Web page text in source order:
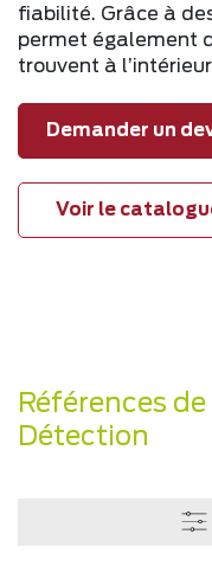
fiabilité. Grâce à
permet également
trouvent à
Demander un
Voir le
Références
Détection